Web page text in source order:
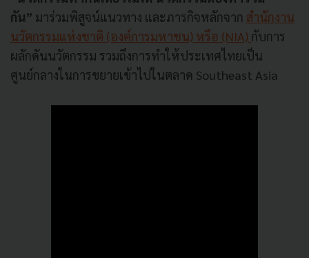
กัน” มาร่วมพิสูจน์แนวทาง และภารกิจหลักจาก สำนักงาน
นวัตกรรมแห่งชาติ (องค์การมหาชน) หรือ (NIA) กับการ
ผลักดันนวัตกรรม รวมถึงการทำให้ประเทศไทยเป็น
ศูนย์กลางในการขยายเข้าไปในตลาด Southeast Asia